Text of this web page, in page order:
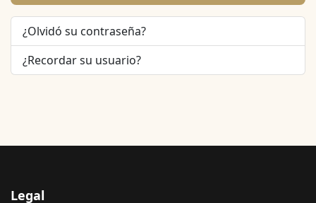
¿Olvidó su contraseña?
¿Recordar su usuario?
Legal